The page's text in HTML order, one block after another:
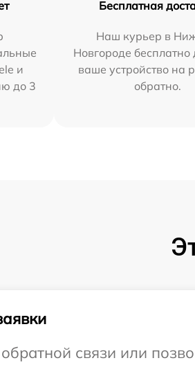
и
до 3
Бесплатная
Наш курьер в
Новгороде бесплатно
ваше устройство на
обратно.
связи или